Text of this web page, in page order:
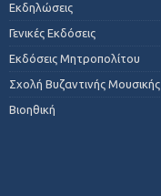
Εκδηλώσεις
Γενικές Εκδόσεις
Εκδόσεις Μητροπολίτου
Σχολή Βυζαντινής Μουσικής
Βιοηθική